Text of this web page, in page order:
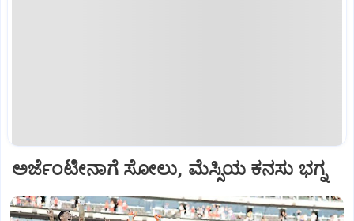
ಅರ್ಜೆಂಟೀನಾಗೆ ಸೋಲು, ಮೆಸ್ಸಿಯ ಕನಸು ಭಗ್ನ